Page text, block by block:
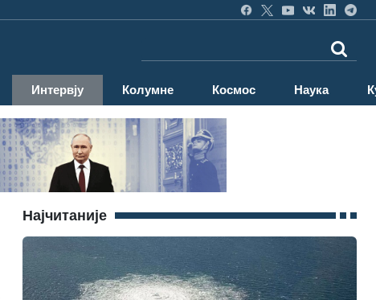
Интервју Колумне Космос Наука
Најчитаније